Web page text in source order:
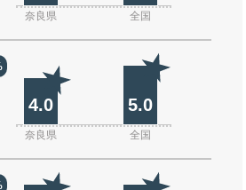
奈良県 全国
4.0 5.0
奈良県 全国